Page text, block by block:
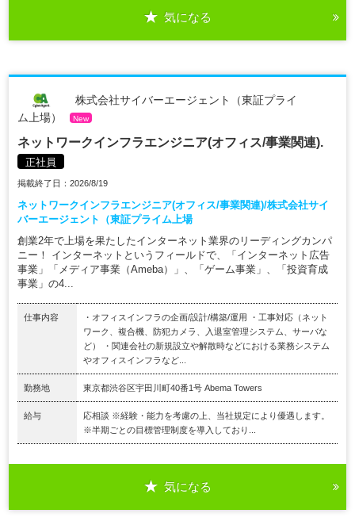
気になる
株式会社サイバーエージェント（東証プライ
ム上場）
New
ネットワークインフラエンジニア(オフィス/事業関連).
正社員
掲載終了日：2026/8/19
ネットワークインフラエンジニア(オフィス/事業関連)/株式会社サイ
バーエージェント（東証プライム上場
創業2年で上場を果たしたインターネット業界のリーディングカンパ
ニー！ インターネットというフィールドで、「インターネット広告
事業」「メディア事業（Ameba）」、「ゲーム事業」、「投資育成
事業」の4...
仕事内容
・オフィスインフラの企画/設計/構築/運用 ・工事対応（ネット
ワーク、複合機、防犯カメラ、入退室管理システム、サーバな
ど） ・関連会社の新規設立や解散時などにおける業務システム
やオフィスインフラなど...
勤務地 東京都渋谷区宇田川町40番1号 Abema Towers
給与
応相談 ※経験・能力を考慮の上、当社規定により優遇します。
※半期ごとの目標管理制度を導入しており...
気になる